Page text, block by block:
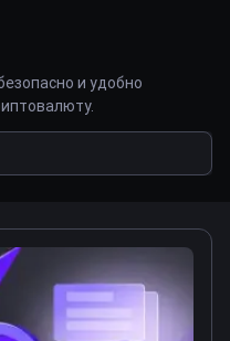
и удобно